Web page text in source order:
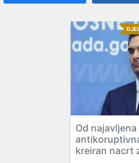
Od najavljena
kreiran nacrt